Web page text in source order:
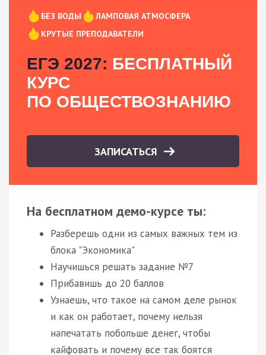
БЕЗ ВОДЫ
ЛАМПОВАЯ АТМОСФЕРА
КРУТЫЕ ПРЕПОДАВАТЕЛИ
ЕГЭ 2027: БЕСПЛАТНЫЙ
КУРС
ПО ОБЩЕСТВОЗНАНИЮ
ЗАПИСАТЬСЯ
На бесплатном демо-курсе ты:
Разберешь одни из самых важных тем из
блока "Экономика"
Научишься решать задание №7
Прибавишь до 20 баллов
Узнаешь, что такое на самом деле рынок
и как он работает, почему нельзя
напечатать побольше денег, чтобы
кайфовать и почему все так боятся